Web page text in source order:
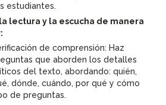
estudiantes.
lectura y la escucha de manera
de comprensión: Haz
que aborden los detalles
del texto, abordando: quién,
dónde, cuándo, por qué y cómo
de preguntas.